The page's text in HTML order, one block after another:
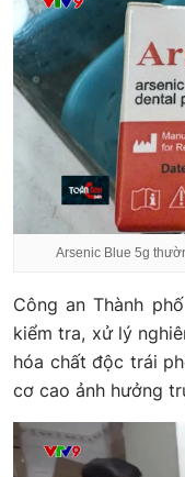
Arsenic Blue 5g
Công an Thành
kiểm tra, xử lý
hóa chất độc trái
cơ cao ảnh hưởng